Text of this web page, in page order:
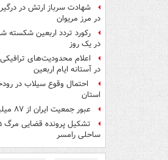
شهادت سرباز ارتش در
در مرز مریوان
در یک روز
اعلام محدودیت‌های
در آستانه ایام اربعین
استان
عبور جمعیت ایران از ۸۷ میلیون نفر
ساحلی رامسر